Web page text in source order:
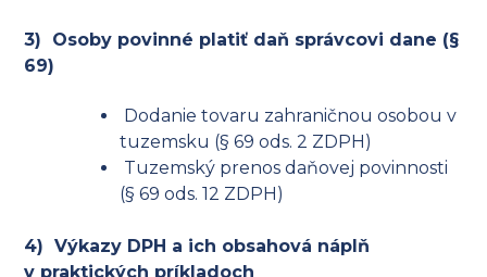
3) Osoby povinné platiť daň správcovi dane (§
69)
Dodanie tovaru zahraničnou osobou v
tuzemsku (§ 69 ods. 2 ZDPH)
Tuzemský prenos daňovej povinnosti
(§ 69 ods. 12 ZDPH)
4) Výkazy DPH a ich obsahová náplň
v praktických príkladoch